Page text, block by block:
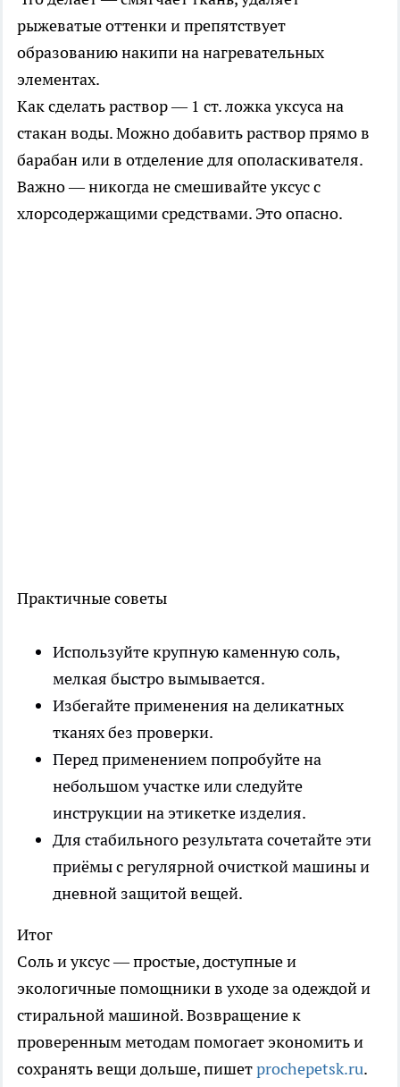
рыжеватые оттенки и препятствует
образованию накипи на нагревательных
элементах.
Как сделать раствор — 1 ст. ложка уксуса на
стакан воды. Можно добавить раствор прямо в
барабан или в отделение для ополаскивателя.
Важно — никогда не смешивайте уксус с
хлорсодержащими средствами. Это опасно.
Практичные советы
Используйте крупную каменную соль,
мелкая быстро вымывается.
Избегайте применения на деликатных
тканях без проверки.
Перед применением попробуйте на
небольшом участке или следуйте
инструкции на этикетке изделия.
Для стабильного результата сочетайте эти
приёмы с регулярной очисткой машины и
дневной защитой вещей.
Итог
Соль и уксус — простые, доступные и
экологичные помощники в уходе за одеждой и
стиральной машиной. Возвращение к
проверенным методам помогает экономить и
сохранять вещи дольше, пишетprochepetsk.ru.